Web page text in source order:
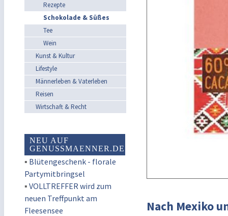
Rezepte
Schokolade & Süßes
Tee
Wein
Kunst & Kultur
Lifestyle
Männerleben & Vaterleben
Reisen
Wirtschaft & Recht
NEU AUF
GENUSSMAENNER.DE
▪ Blütengeschenk - florale
Partymitbringsel
▪ VOLLTREFFER wird zum
neuen Treffpunkt am
Fleesensee
Nach Mexiko